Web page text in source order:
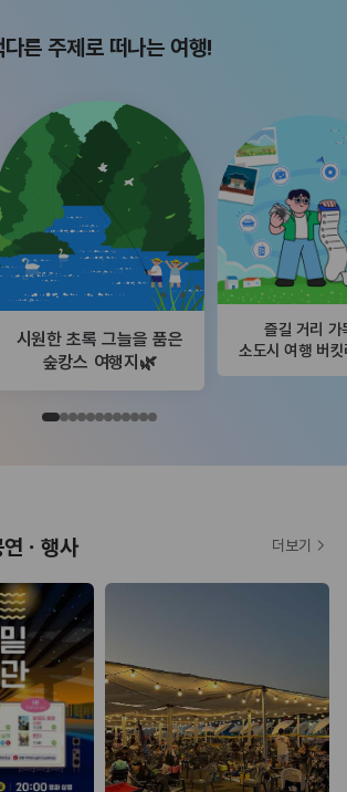
다른 주제로 떠나는 여행!
시원한 초록 그늘을 품은
숲캉스 여행지🌿
즐길 거리 가
소도시 여행 버킷
ㆍ행사
더보기